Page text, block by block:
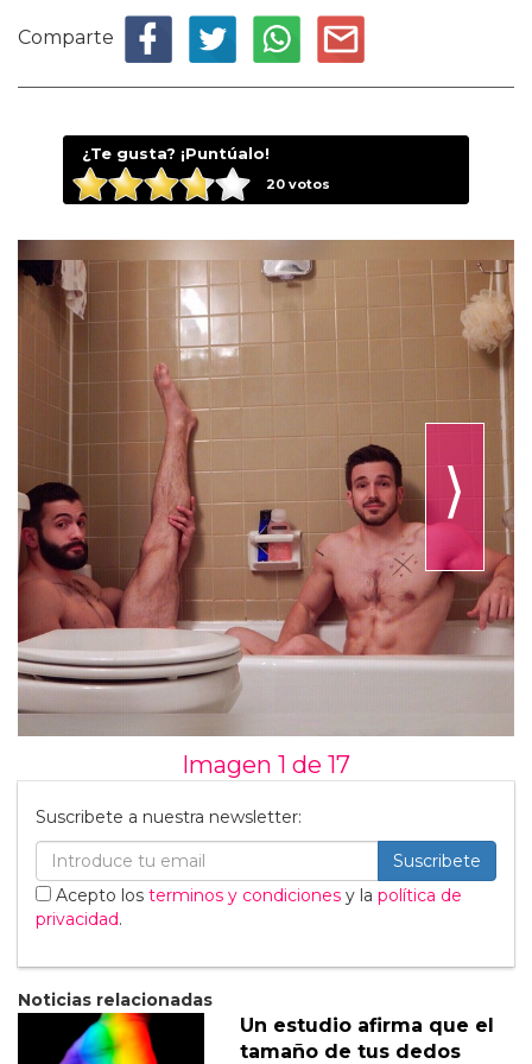
Comparte
¿Te gusta? ¡Puntúalo!
20votos
⟩
Imagen 1 de 17
Suscribete a nuestra newsletter:
Suscribete
Acepto los terminos y condiciones y la política de
privacidad.
Noticias relacionadas
Un estudio afirma que el
tamaño de tus dedos